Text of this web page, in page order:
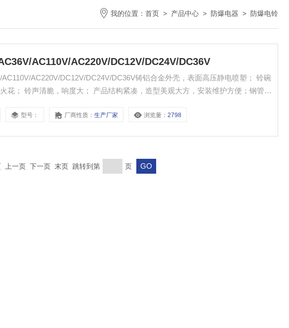
我的位置： 首页 > 产品中心 > 防爆电器 > 防爆电铃
AC110V/AC220V/DC12V/DC24V/DC36V
AC220V/DC12V/DC24V/DC36V铸铝合金外壳，表面高压静电喷塑； 铃碗
花； 铃声清脆，响度大； 产品结构紧凑，造型美观大方，安装维护方便；钢管或
型号： 厂商性质：生产厂家 浏览量：2798
上一页 下一页 末页 跳转到第 页